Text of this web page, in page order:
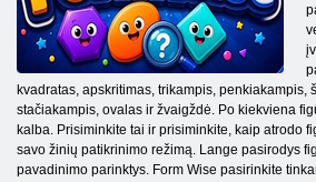
kvadratas, apskritimas, trikampis, penkiakampis,
stačiakampis, ovalas ir žvaigždė. Po kiekviena
kalba. Prisiminkite tai ir prisiminkite, kaip atrodo
savo žinių patikrinimo režimą. Lange pasirodys
pavadinimo parinktys. Form Wise pasirinkite